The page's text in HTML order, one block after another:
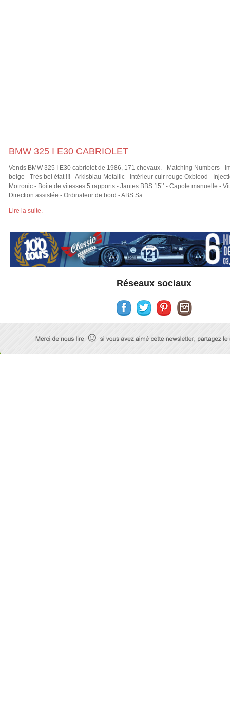
BMW 325 I E30 CABRIOLET
Vends BMW 325 I E30 cabriolet de 1986, 171 chevaux. - Matching Numbers -
belge - Très bel état !!! - Arkisblau-Metallic - Intérieur cuir rouge Oxblood -
Motronic - Boite de vitesses 5 rapports - Jantes BBS 15’’ - Capote manuelle -
Direction assistée - Ordinateur de bord - ABS Sa …
Lire la suite.
Réseaux sociaux